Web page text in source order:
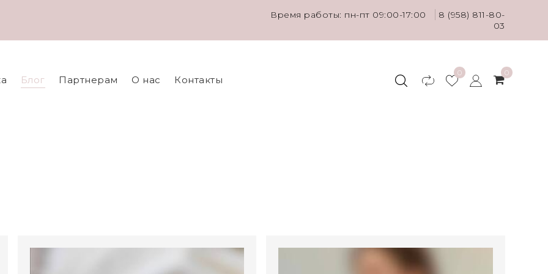
Время работы: пн-пт 09:00-17:00
8 (958) 811-80-
03
Блог Партнерам О нас Контакты
0 0